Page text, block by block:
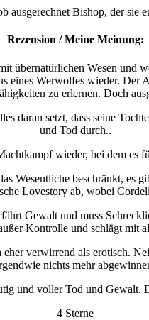
Bishop, der sie
Rezension / Meine Meinung:
übernatürlichen Wesen
eines Werwolfes wieder.
zu erlernen. Doch
daran setzt, dass seine
und Tod durch..
wieder, bei dem es
Wesentliche beschränkt,
Lovestory ab, wobei
Gewalt und muss
Kontrolle und schlägt mit
verwirrend als erotisch.
nichts mehr
und voller Tod und
4 Sterne